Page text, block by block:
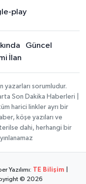
Güncel
İlan
yazarları sorumludur.
Son Dakika Haberleri |
harici linkler ayrı bir
köşe yazıları ve
dahi, herhangi bir
Yazılımı: TE Bilişim
© 2026